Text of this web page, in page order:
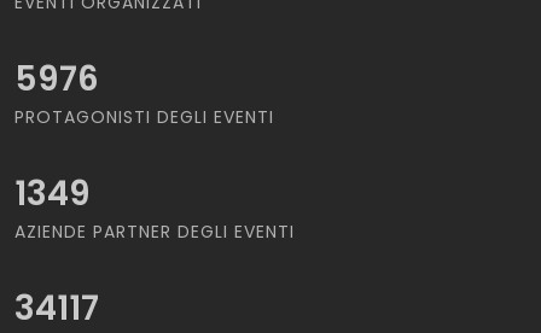
5976
PROTAGONISTI DEGLI EVENTI
1349
AZIENDE PARTNER DEGLI EVENTI
34117